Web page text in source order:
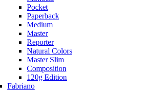
Pocket
Paperback
Medium
Master
Reporter
Natural Colors
Master Slim
Composition
120g Edition
Fabriano